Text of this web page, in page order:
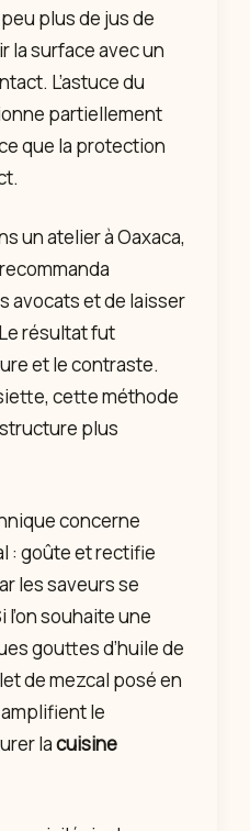
plus de jus de
la surface avec un
L’astuce du
partiellement
que la protection
un atelier à Oaxaca,
avocats et de laisser
résultat fut
et le contraste.
cette méthode
plus
concerne
: goûte et rectifie
les saveurs se
souhaite une
gouttes d’huile de
de mezcal posé en
le
lacuisine